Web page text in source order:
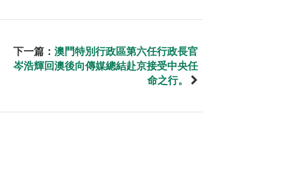
下一篇： 澳門特別行政區第六任行政長官
岑浩輝回澳後向傳媒總結赴京接受中央任
命之行。